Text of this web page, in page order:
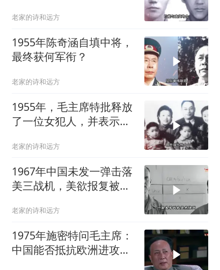
老家的诗和远方
1955年陈奇涵自填中将，
最终获何军衔？
老家的诗和远方
1955年，毛主席特批释放
了一位女犯人，并表示她
老家的诗和远方
1967年中国未发一弹击落
美三战机，美欲报复被毛
老家的诗和远方
1975年施密特问毛主席：
中国能否抵抗欧洲进攻？